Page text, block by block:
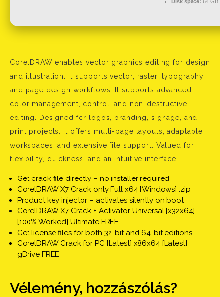
Disk space: 64 GB
CorelDRAW enables vector graphics editing for design
and illustration. It supports vector, raster, typography,
and page design workflows. It supports advanced
color management, control, and non-destructive
editing. Designed for logos, branding, signage, and
print projects. It offers multi-page layouts, adaptable
workspaces, and extensive file support. Valued for
flexibility, quickness, and an intuitive interface.
Get crack file directly – no installer required
CorelDRAW X7 Crack only Full x64 [Windows] .zip
Product key injector – activates silently on boot
CorelDRAW X7 Crack + Activator Universal [x32x64]
[100% Worked] Ultimate FREE
Get license files for both 32-bit and 64-bit editions
CorelDRAW Crack for PC [Latest] x86x64 [Latest]
gDrive FREE
Vélemény, hozzászólás?